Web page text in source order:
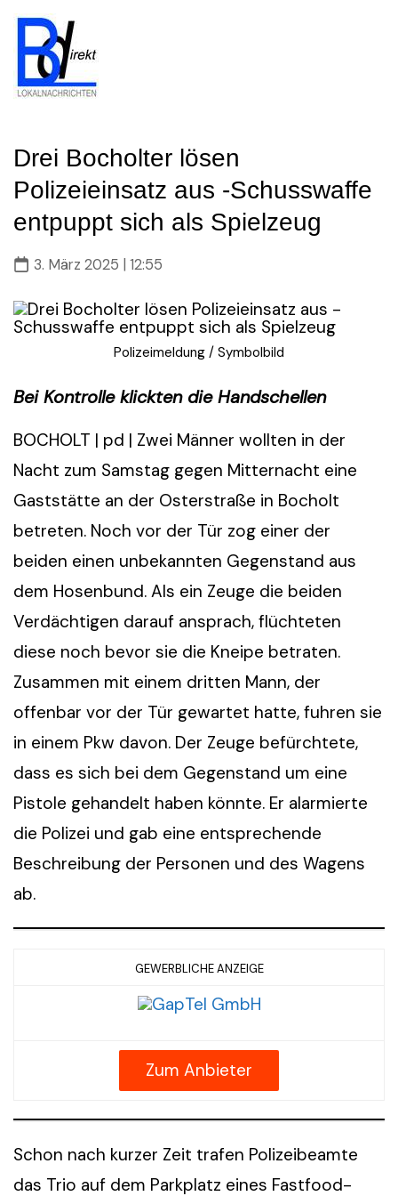
Skip
to
content
Drei Bocholter lösen
Polizeieinsatz aus -Schusswaffe
entpuppt sich als Spielzeug
3. März 2025 | 12:55
Polizeimeldung / Symbolbild
Bei Kontrolle klickten die Handschellen
BOCHOLT | pd | Zwei Männer wollten in der
Nacht zum Samstag gegen Mitternacht eine
Gaststätte an der Osterstraße in Bocholt
betreten. Noch vor der Tür zog einer der
beiden einen unbekannten Gegenstand aus
dem Hosenbund. Als ein Zeuge die beiden
Verdächtigen darauf ansprach, flüchteten
diese noch bevor sie die Kneipe betraten.
Zusammen mit einem dritten Mann, der
offenbar vor der Tür gewartet hatte, fuhren sie
in einem Pkw davon. Der Zeuge befürchtete,
dass es sich bei dem Gegenstand um eine
Pistole gehandelt haben könnte. Er alarmierte
die Polizei und gab eine entsprechende
Beschreibung der Personen und des Wagens
ab.
GEWERBLICHE ANZEIGE
Zum Anbieter
Schon nach kurzer Zeit trafen Polizeibeamte
das Trio auf dem Parkplatz eines Fastfood-